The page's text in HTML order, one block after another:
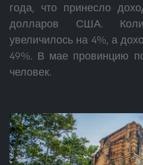
года, что принесло
долларов США.
увеличилось на 4%, а
49%. В мае провинцию
человек.